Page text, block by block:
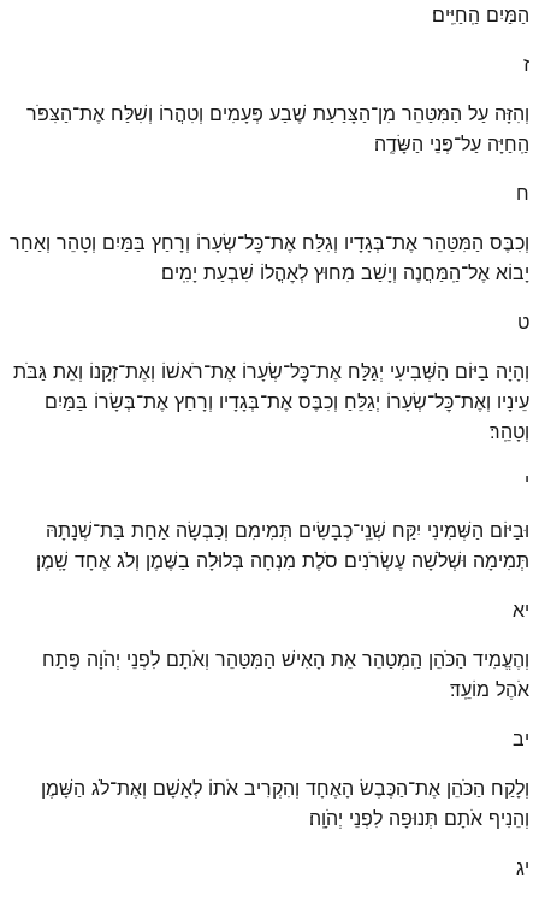
הַמַּיִם הַֽחַיִּֽים׃
ז
וְהִזָּה עַל הַמִּטַּהֵר מִן־הַצָּרַעַת שֶׁבַע פְּעָמִים וְטִהֲרוֹ וְשִׁלַּח אֶת־הַצִּפֹּר
הַֽחַיָּה עַל־פְּנֵי הַשָּׂדֶֽה׃
ח
וְכִבֶּס הַמִּטַּהֵר אֶת־בְּגָדָיו וְגִלַּח אֶת־כׇּל־שְׂעָרוֹ וְרָחַץ בַּמַּיִם וְטָהֵר וְאַחַר
יָבוֹא אֶל־הַֽמַּחֲנֶה וְיָשַׁב מִחוּץ לְאׇהֳלוֹ שִׁבְעַת יָמִֽים׃
ט
וְהָיָה בַיּוֹם הַשְּׁבִיעִי יְגַלַּח אֶת־כׇּל־שְׂעָרוֹ אֶת־רֹאשׁוֹ וְאֶת־זְקָנוֹ וְאֵת גַּבֹּת
עֵינָיו וְאֶת־כׇּל־שְׂעָרוֹ יְגַלֵּחַ וְכִבֶּס אֶת־בְּגָדָיו וְרָחַץ אֶת־בְּשָׂרוֹ בַּמַּיִם
וְטָהֵֽר׃
י
וּבַיּוֹם הַשְּׁמִינִי יִקַּח שְׁנֵֽי־כְבָשִׂים תְּמִימִם וְכַבְשָׂה אַחַת בַּת־שְׁנָתָהּ
תְּמִימָה וּשְׁלֹשָׁה עֶשְׂרֹנִים סֹלֶת מִנְחָה בְּלוּלָה בַשֶּׁמֶן וְלֹג אֶחָד שָֽׁמֶן׃
יא
וְהֶעֱמִיד הַכֹּהֵן הַֽמְטַהֵר אֵת הָאִישׁ הַמִּטַּהֵר וְאֹתָם לִפְנֵי יְהֹוָה פֶּתַח
אֹהֶל מוֹעֵֽד׃
יב
וְלָקַח הַכֹּהֵן אֶת־הַכֶּבֶשׂ הָאֶחָד וְהִקְרִיב אֹתוֹ לְאָשָׁם וְאֶת־לֹג הַשָּׁמֶן
וְהֵנִיף אֹתָם תְּנוּפָה לִפְנֵי יְהֹוָֽה׃
יג